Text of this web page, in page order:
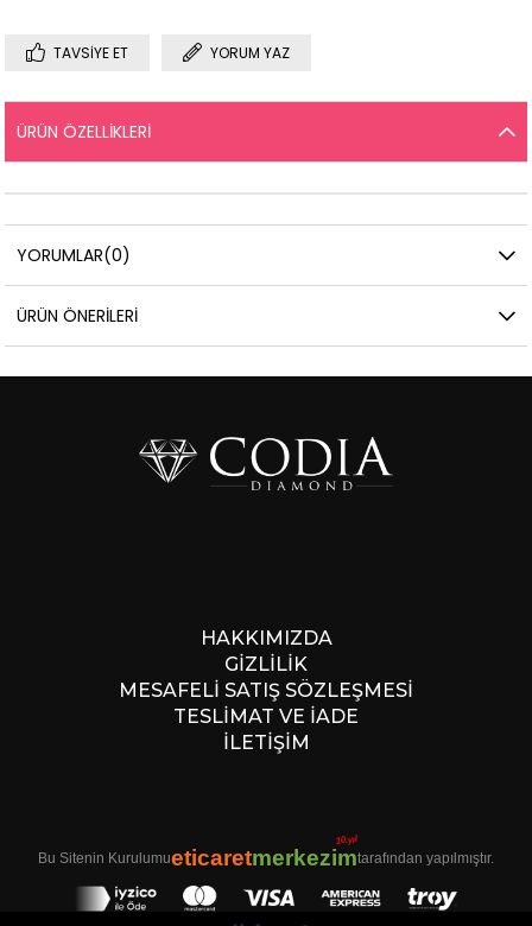
TAVSIYE ET YORUM YAZ
ÜRÜN ÖZELLIKLERI
YORUMLAR(0)
ÜRÜN ÖNERILERI
HAKKIMIZDA
GİZLİLİK
MESAFELİ SATIŞ SÖZLEŞMESİ
TESLİMAT VE İADE
İLETİŞİM
Bu Sitenin Kurulumueticaretmerkezim
10.yıl
tarafından yapılmıştır.